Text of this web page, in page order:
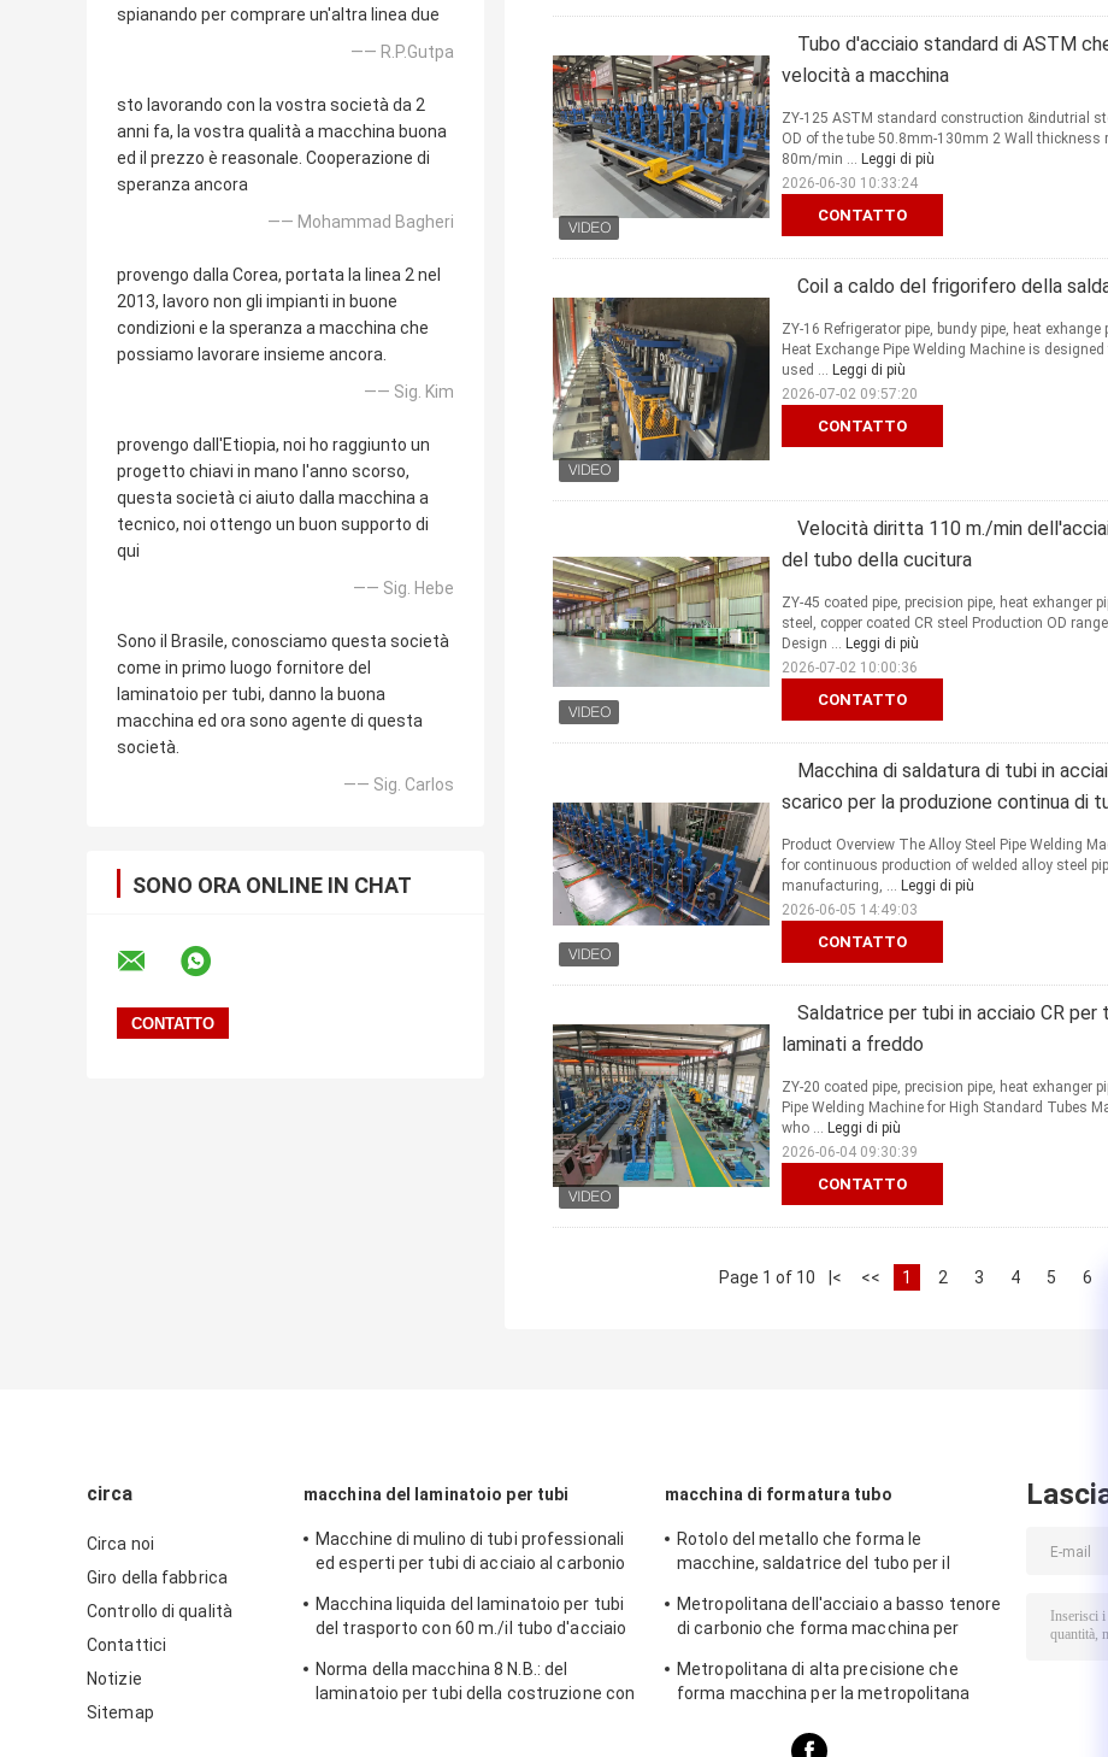
spianando per comprare un'altra linea due
—— R.P.Gutpa
sto lavorando con la vostra società da 2
anni fa, la vostra qualità a macchina buona
ed il prezzo è reasonale. Cooperazione di
speranza ancora
—— Mohammad Bagheri
provengo dalla Corea, portata la linea 2 nel
2013, lavoro non gli impianti in buone
condizioni e la speranza a macchina che
possiamo lavorare insieme ancora.
—— Sig. Kim
provengo dall'Etiopia, noi ho raggiunto un
progetto chiavi in mano l'anno scorso,
questa società ci aiuto dalla macchina a
tecnico, noi ottengo un buon supporto di
qui
—— Sig. Hebe
Sono il Brasile, conosciamo questa società
come in primo luogo fornitore del
laminatoio per tubi, danno la buona
macchina ed ora sono agente di questa
società.
—— Sig. Carlos
SONO ORA ONLINE IN CHAT
Tubo d'acciaio standard di ASTM
velocità a macchina
CONTATTO
ZY-125 ASTM standard construction &indutrial
OD of the tube 50.8mm-130mm 2 Wall
80m/min ... Leggi di più
2026-06-30 10:33:24
Coil a caldo del frigorifero della
CONTATTO
ZY-16 Refrigerator pipe, bundy pipe, heat
Heat Exchange Pipe Welding Machine is
used ... Leggi di più
2026-07-02 09:57:20
Velocità diritta 110 m./min
del tubo della cucitura
CONTATTO
ZY-45 coated pipe, precision pipe, heat exhanger
steel, copper coated CR steel Production OD
Design ... Leggi di più
2026-07-02 10:00:36
Macchina di saldatura di tubi in
scarico per la produzione continua di
CONTATTO
Product Overview The Alloy Steel Pipe Welding
for continuous production of welded alloy steel
manufacturing, ... Leggi di più
2026-06-05 14:49:03
Saldatrice per tubi in acciaio CR
laminati a freddo
CONTATTO
ZY-20 coated pipe, precision pipe, heat exhanger
Pipe Welding Machine for High Standard Tubes
who ... Leggi di più
2026-06-04 09:30:39
Page 1 of 10 |< << 1 2 3 4 5 6
circa
Circa noi
Giro della fabbrica
Controllo di qualità
Contattici
Notizie
Sitemap
macchina del laminatoio per tubi
Macchine di mulino di tubi professionali
ed esperti per tubi di acciaio al carbonio
Macchina liquida del laminatoio per tubi
del trasporto con 60 m./il tubo d'acciaio
Norma della macchina 8 N.B.: del
laminatoio per tubi della costruzione con
macchina di formatura tubo
Rotolo del metallo che forma le
macchine, saldatrice del tubo per il
Metropolitana dell'acciaio a basso tenore
di carbonio che forma macchina per
Metropolitana di alta precisione che
forma macchina per la metropolitana